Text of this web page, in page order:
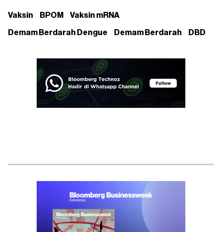
Vaksin BPOM Vaksin mRNA
Demam Berdarah Dengue Demam Berdarah DBD